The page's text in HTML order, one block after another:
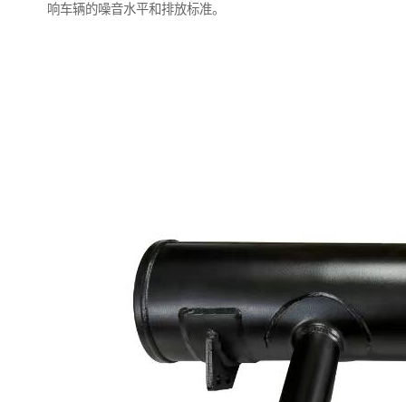
响车辆的噪音水平和排放标准。